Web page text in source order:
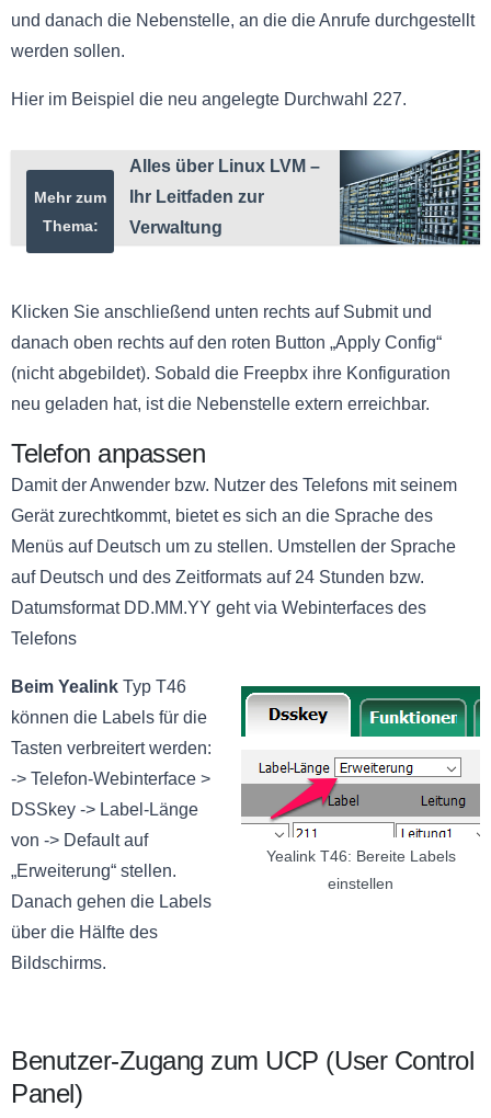
und danach die Nebenstelle, an die die Anrufe durchgestellt
werden sollen.
Hier im Beispiel die neu angelegte Durchwahl 227.
Mehr zum
Thema:
Alles über Linux LVM –
Ihr Leitfaden zur
Verwaltung
Klicken Sie anschließend unten rechts auf Submit und
danach oben rechts auf den roten Button „Apply Config“
(nicht abgebildet). Sobald die Freepbx ihre Konfiguration
neu geladen hat, ist die Nebenstelle extern erreichbar.
Telefon anpassen
Damit der Anwender bzw. Nutzer des Telefons mit seinem
Gerät zurechtkommt, bietet es sich an die Sprache des
Menüs auf Deutsch um zu stellen. Umstellen der Sprache
auf Deutsch und des Zeitformats auf 24 Stunden bzw.
Datumsformat DD.MM.YY geht via Webinterfaces des
Telefons
Yealink T46: Bereite Labels
einstellen
Beim Yealink Typ T46
können die Labels für die
Tasten verbreitert werden:
-> Telefon-Webinterface >
DSSkey -> Label-Länge
von -> Default auf
„Erweiterung“ stellen.
Danach gehen die Labels
über die Hälfte des
Bildschirms.
Benutzer-Zugang zum UCP (User Control
Panel)